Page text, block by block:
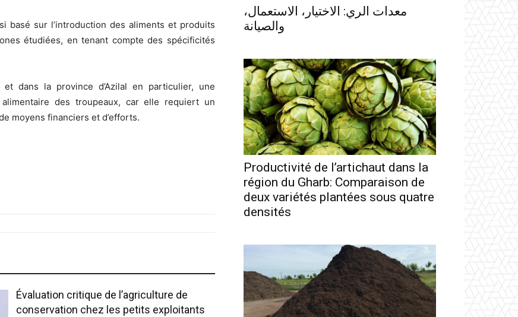
basé sur l’introduction des aliments et produits
étudiées, en tenant compte des spécificités
dans la province d’Azilal en particulier, une
des troupeaux, car elle requiert un
moyens financiers et d’efforts.
Évaluation critique de l’agriculture de
conservation chez les petits exploitants
معدات الري: الاختيار، الاستعمال،
والصيانة
Productivité de l’artichaut dans la
région du Gharb: Comparaison de
deux variétés plantées sous quatre
densités